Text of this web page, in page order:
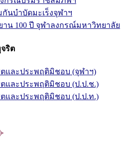
นบำบัดมะเร็งจุฬาฯ
าน 100 ปี จุฬาลงกรณ์มหาวิทยาลัย
จริต
ตและประพฤติมิชอบ (จุฬาฯ)
ตและประพฤติมิชอบ (ป.ป.ช.)
ตและประพฤติมิชอบ (ป.ป.ท.)